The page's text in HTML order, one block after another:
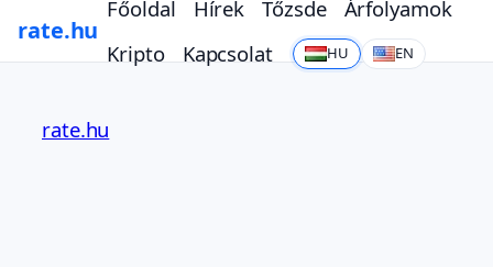
rate.hu
Főoldal Hírek Tőzsde
Árfolyamok
Kripto
Kapcsolat HU EN
tartalomhoz
rate.hu